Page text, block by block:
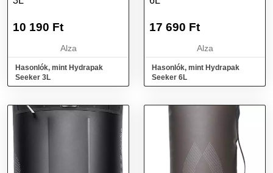
10 190 Ft
Alza
Hasonlók, mint Hydrapak
Seeker 3L
17 690 Ft
Alza
Hasonlók, mint Hydrapak
Seeker 6L